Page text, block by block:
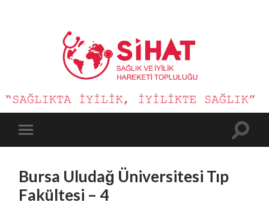
Sağlık
ve
İyilik
mobile
Toggle
Bursa Uludağ Üniversitesi Tıp
Fakültesi – 4